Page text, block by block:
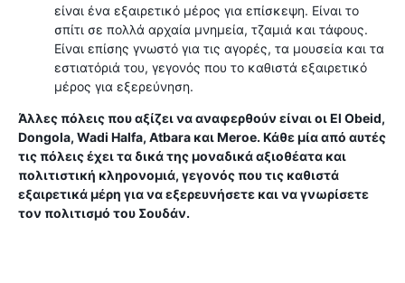
είναι ένα εξαιρετικό μέρος για επίσκεψη. Είναι το
σπίτι σε πολλά αρχαία μνημεία, τζαμιά και τάφους.
Είναι επίσης γνωστό για τις αγορές, τα μουσεία και τα
εστιατόριά του, γεγονός που το καθιστά εξαιρετικό
μέρος για εξερεύνηση.
Άλλες πόλεις που αξίζει να αναφερθούν είναι οι El Obeid,
Dongola, Wadi Halfa, Atbara και Meroe. Κάθε μία από αυτές
τις πόλεις έχει τα δικά της μοναδικά αξιοθέατα και
πολιτιστική κληρονομιά, γεγονός που τις καθιστά
εξαιρετικά μέρη για να εξερευνήσετε και να γνωρίσετε
τον πολιτισμό του Σουδάν.